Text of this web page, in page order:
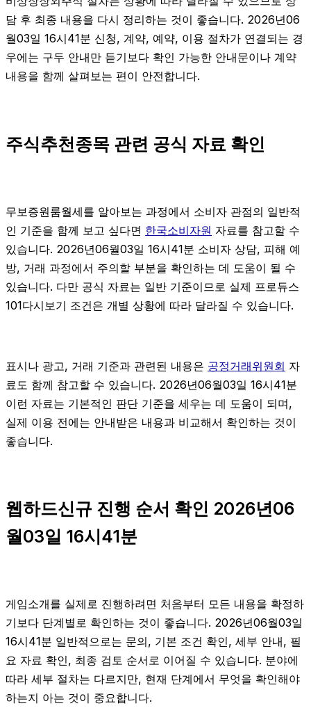
담 후 최종 내용을 다시 정리하는 것이 좋습니다. 2026년06
월03일 16시41분 신청, 계약, 예약, 이용 절차가 연결되는 경
우에는 구두 안내만 듣기보다 확인 가능한 안내문이나 계약
내용을 함께 살펴보는 편이 안전합니다.
주식추천종목 관련 공식 자료 확인
무보증원룸월세를 알아보는 과정에서 소비자 관점의 일반적
인 기준을 함께 보고 싶다면 한국소비자원 자료를 참고할 수
있습니다. 2026년06월03일 16시41분 소비자 상담, 피해 예
방, 거래 과정에서 주의할 부분을 확인하는 데 도움이 될 수
있습니다. 다만 공식 자료는 일반 기준이므로 실제 프로듀스
101다시보기 조건은 개별 상황에 따라 달라질 수 있습니다.
표시나 광고, 거래 기준과 관련된 내용은 공정거래위원회 자
료도 함께 참고할 수 있습니다. 2026년06월03일 16시41분
이런 자료는 기본적인 판단 기준을 세우는 데 도움이 되며,
실제 이용 전에는 안내받은 내용과 비교해서 확인하는 것이
좋습니다.
웹하드신규 진행 순서 확인 2026년06
월03일 16시41분
게임소개를 실제로 진행하려면 처음부터 모든 내용을 확정하
기보다 단계별로 확인하는 것이 좋습니다. 2026년06월03일
16시41분 일반적으로는 문의, 기본 조건 확인, 세부 안내, 필
요 자료 확인, 최종 검토 순서로 이어질 수 있습니다. 분야에
따라 세부 절차는 다르지만, 현재 단계에서 무엇을 확인해야
하는지 아는 것이 중요합니다.